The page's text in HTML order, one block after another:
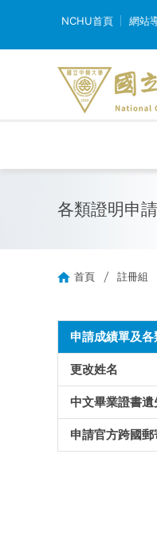
NCHU首頁 網站
各類證明申
首頁 註冊組
申請成績單及各
更改姓名
中文畢業證書遺
申請官方跨國郵